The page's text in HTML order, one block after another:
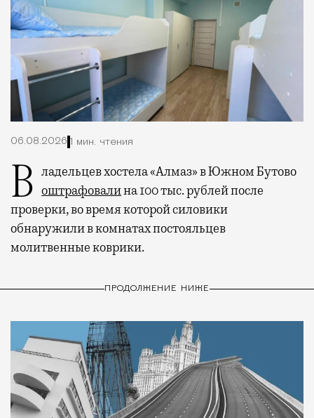
06.08.2026 1 мин. чтения
Владельцев хостела «Алмаз» в Южном Бутово
оштрафовалина 100 тыс. рублей после
проверки, во время которой силовики
обнаружили в комнатах постояльцев
молитвенные коврики.
ПРОДОЛЖЕНИЕ НИЖЕ